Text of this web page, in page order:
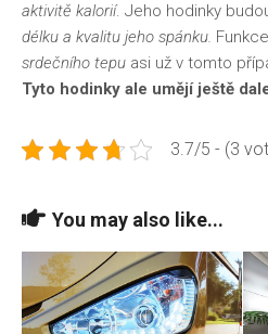
aktivitě kalorií. Jeho hodinky
délku a kvalitu jeho spánku.
srdečního tepu asi už v tomto
Tyto hodinky ale umějí ještě
3.7/5 - (3
You may also like...